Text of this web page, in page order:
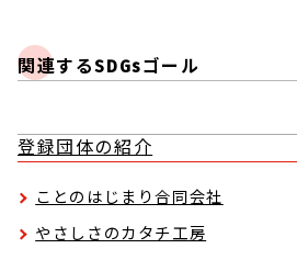
関連するSDGsゴール
登録団体の紹介
ことのはじまり合同会社
やさしさのカタチ工房